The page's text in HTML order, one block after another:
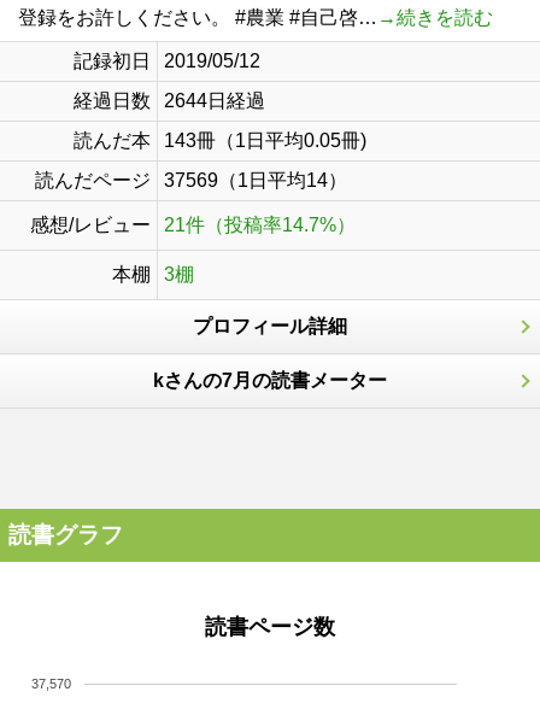
登録をお許しください。 #農業 #自己啓… →続きを読む
記録初日
2019/05/12
経過日数
2644日経過
読んだ本
143冊（1日平均0.05冊)
読んだページ
37569（1日平均14）
感想/レビュー 21件（投稿率14.7%）
本棚 3棚
プロフィール詳細
kさんの7月の読書メーター
読書グラフ
読書ページ数
37,570